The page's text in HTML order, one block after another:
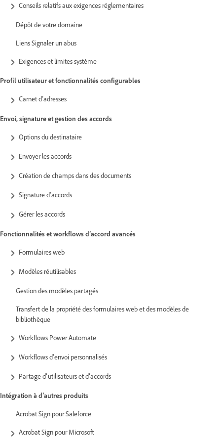
Conseils relatifs aux exigences réglementaires
Dépôt de votre domaine
Liens Signaler un abus
Exigences et limites système
Profil utilisateur et fonctionnalités configurables
Carnet d’adresses
Envoi, signature et gestion des accords
Options du destinataire
Envoyer les accords
Création de champs dans des documents
Signature d’accords
Gérer les accords
Fonctionnalités et workflows d’accord avancés
Formulaires web
Modèles réutilisables
Gestion des modèles partagés
Transfert de la propriété des formulaires web et des modèles de
bibliothèque
Workflows Power Automate
Workflows d’envoi personnalisés
Partage d’utilisateurs et d’accords
Intégration à d’autres produits
Acrobat Sign pour Saleforce
Acrobat Sign pour Microsoft